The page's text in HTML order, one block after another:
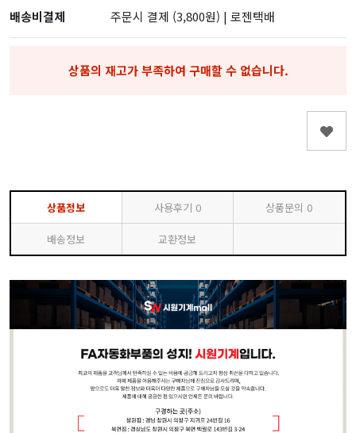
배송비결제
주문시 결제 (3,800원) | 로젠택배
상품의 재고가 부족하여 구매할 수 없습니다.
상품정보 사용후기 0 상품문의 0
배송정보 교환정보